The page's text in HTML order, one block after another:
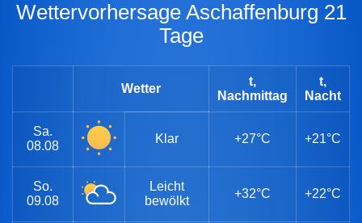
Wettervorhersage Aschaffenburg 21
Tage
Wetter
t,
Nachmittag
t,
Nacht
Sa.
08.08
Klar +27°C +21°C
So.
09.08
Leicht
bewölkt
+32°C +22°C